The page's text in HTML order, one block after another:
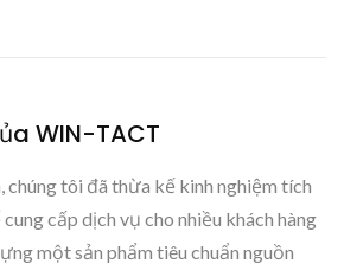
WIN-TACT
chúng tôi đã thừa kế kinh nghiệm tích
cấp dịch vụ cho nhiều khách hàng
một sản phẩm tiêu chuẩn nguồn